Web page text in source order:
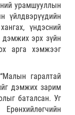
урамшууллын
үйлдвэрүүдийн
үндэсний
дэмжих эрх зүйн
арга хэмжээг
гаралтай
дэмжих зарим
баталсан. Уг